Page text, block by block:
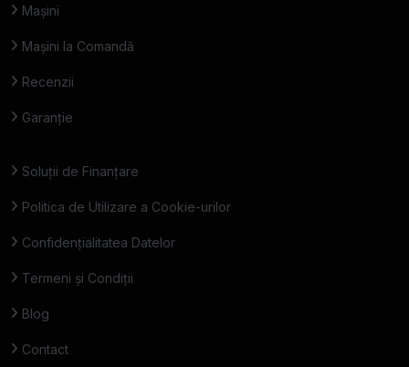
Mașini
Mașini la Comandă
Recenzii
Garanție
Soluții de Finanțare
Politica de Utilizare a Cookie-urilor
Confidențialitatea Datelor
Termeni și Condiții
Blog
Contact